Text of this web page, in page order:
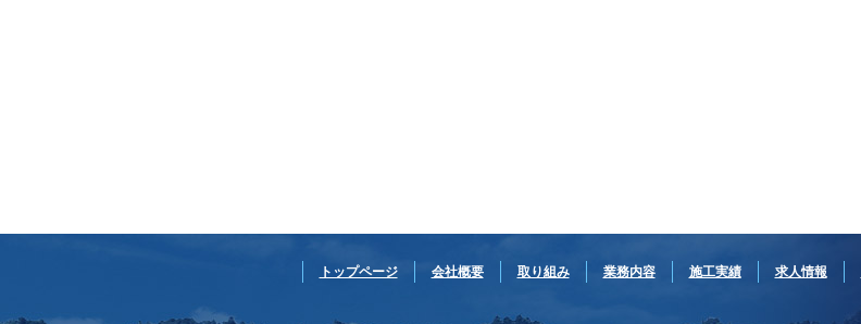
トップページ 会社概要 取り組み 業務内容 施工実績 求人情報